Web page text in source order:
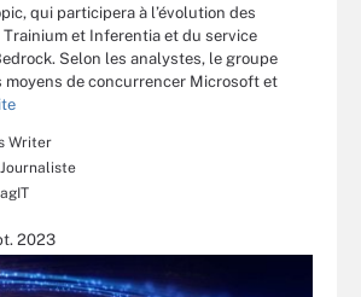
qui participera à l’évolution des
Trainium et Inferentia et du service
Selon les analystes, le groupe
moyens de concurrencer Microsoft et
Writer
Journaliste
2023